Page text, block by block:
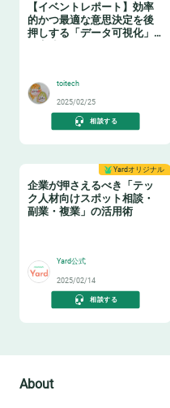
【イベントレポート】効率
的かつ最適な意思決定を後
押しする「データ可視化」
toitech
2025/02/25
相談する
Yardオリジナル
企業が押さえるべき「テッ
ク人材向けスポット相談・
副業・複業」の活用術
Yard公式
2025/02/14
相談する
About